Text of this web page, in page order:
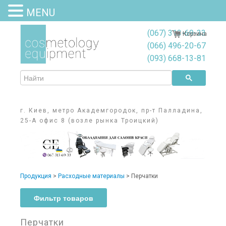
Корзина
г. Киев, метро Академгородок, пр-т Палладина,
25-А офис 8 (возле рынка Троицкий)
(067) 313-69-33
(066) 496-20-67
(093) 668-13-81
Продукция > Расходные материалы > Перчатки
Фильтр товаров
Фильтр товаров
Перчатки
MENU